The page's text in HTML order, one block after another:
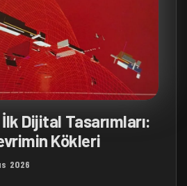
Dijital Tasarımları:
Kökleri
2026